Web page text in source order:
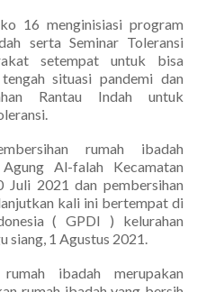
16 menginisiasi program
serta Seminar Toleransi
setempat untuk bisa
situasi pandemi dan
Rantau Indah untuk
rumah ibadah
Al-falah Kecamatan
Juli 2021 dan pembersihan
kali ini bertempat di
( GPDI ) kelurahan
siang, 1 Agustus 2021.
ibadah merupakan